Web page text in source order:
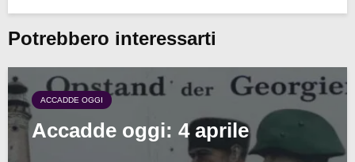
Potrebbero interessarti
ACCADDE OGGI
Accadde oggi: 4 aprile